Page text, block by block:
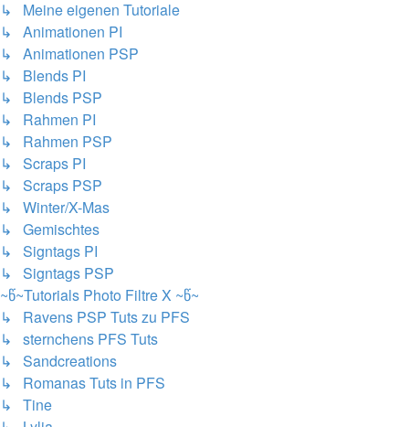
↳ Meine eigenen Tutoriale
↳ Animationen PI
↳ Animationen PSP
↳ Blends PI
↳ Blends PSP
↳ Rahmen PI
↳ Rahmen PSP
↳ Scraps PI
↳ Scraps PSP
↳ Winter/X-Mas
↳ Gemischtes
↳ Signtags PI
↳ Signtags PSP
~წ~Tutorials Photo Filtre X ~წ~
↳ Ravens PSP Tuts zu PFS
↳ sternchens PFS Tuts
↳ Sandcreations
↳ Romanas Tuts in PFS
↳ Tine